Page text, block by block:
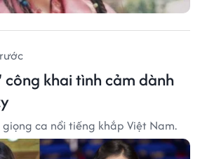
công khai tình cảm dành
ca nổi tiếng khắp Việt Nam.